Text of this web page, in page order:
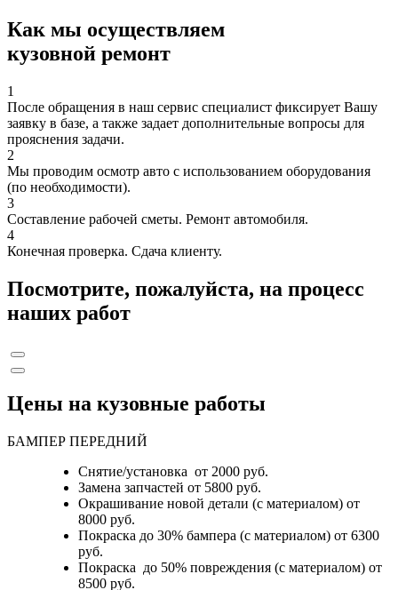
Как мы осуществляем
кузовной ремонт
1
После обращения в наш сервис специалист фиксирует Вашу
заявку в базе, а также задает дополнительные вопросы для
прояснения задачи.
2
Мы проводим осмотр авто с использованием оборудования
(по необходимости).
3
Составление рабочей сметы. Ремонт автомобиля.
4
Конечная проверка. Сдача клиенту.
Посмотрите, пожалуйста, на процесс
наших работ
Цены на кузовные работы
БАМПЕР ПЕРЕДНИЙ
Снятие/установка от 2000 руб.
Замена запчастей от 5800 руб.
Окрашивание новой детали (с материалом) от
8000 руб.
Покраска до 30% бампера (с материалом) от 6300
руб.
Покраска до 50% повреждения (с материалом) от
8500 руб.